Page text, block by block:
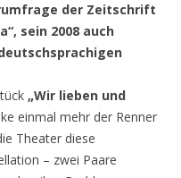
der Zeitschrift
sein 2008 auch
„Wir lieben und
einmal mehr der Renner
Theater diese
– zwei Paare